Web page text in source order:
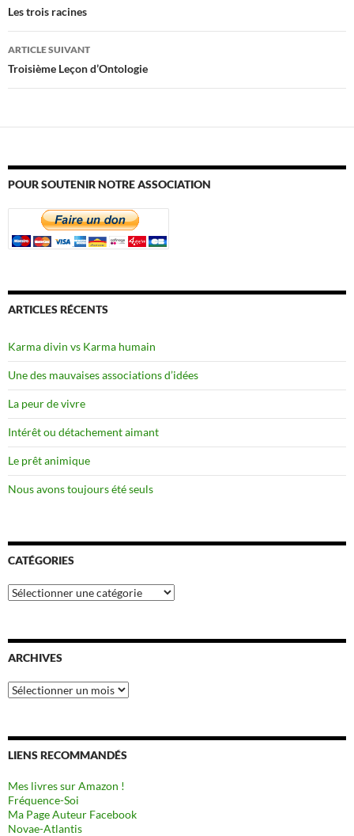
des
articles
Les trois racines
ARTICLE SUIVANT
Troisième Leçon d’Ontologie
POUR SOUTENIR NOTRE ASSOCIATION
ARTICLES RÉCENTS
Karma divin vs Karma humain
Une des mauvaises associations d’idées
La peur de vivre
Intérêt ou détachement aimant
Le prêt animique
Nous avons toujours été seuls
CATÉGORIES
Catégories
ARCHIVES
Archives
LIENS RECOMMANDÉS
Mes livres sur Amazon !
Fréquence-Soi
Ma Page Auteur Facebook
Novae-Atlantis